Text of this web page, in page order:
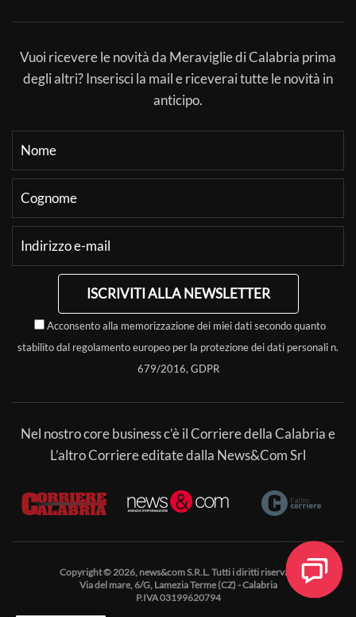
Vuoi ricevere le novità da Meraviglie di Calabria prima
degli altri? Inserisci la mail e riceverai tutte le novità in
anticipo.
ISCRIVITI ALLA NEWSLETTER
Acconsento alla memorizzazione dei miei dati secondo quanto
stabilito dal regolamento europeo per la protezione dei dati personali n.
679/2016, GDPR
Nel nostro core business c’è il Corriere della Calabria e
L’altro Corriere editate dalla News&Com Srl
Copyright © 2026, news&com S.R.L. Tutti i diritti riservati.
Via del mare, 6/G, Lamezia Terme (CZ) - Calabria
P.IVA 03199620794